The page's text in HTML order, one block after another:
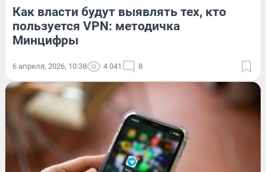
Как власти будут выявлять тех, кто
пользуется VPN: методичка
Минцифры
6 апреля, 2026, 10:38 4 041 8